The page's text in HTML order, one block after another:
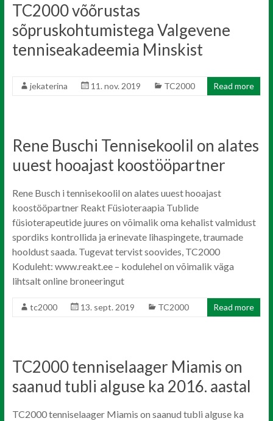
TC2000 võõrustas
sõpruskohtumistega Valgevene
tenniseakadeemia Minskist
jekaterina 11. nov. 2019 TC2000 Read more
Rene Buschi Tennisekoolil on alates
uuest hooajast koostööpartner
Rene Busch i tennisekoolil on alates uuest hooajast
koostööpartner Reakt Füsioteraapia Tublide
füsioterapeutide juures on võimalik oma kehalist valmidust
spordiks kontrollida ja erinevate lihaspingete, traumade
hooldust saada. Tugevat tervist soovides, TC2000
Koduleht: www.reakt.ee – kodulehel on võimalik väga
lihtsalt online broneeringut
tc2000 13. sept. 2019 TC2000 Read more
TC2000 tenniselaager Miamis on
saanud tubli alguse ka 2016. aastal
TC2000 tenniselaager Miamis on saanud tubli alguse ka